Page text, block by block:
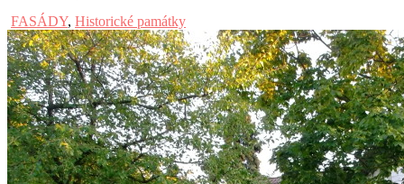
FASÁDY, Historické památky